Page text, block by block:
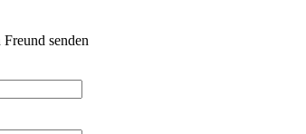
senden